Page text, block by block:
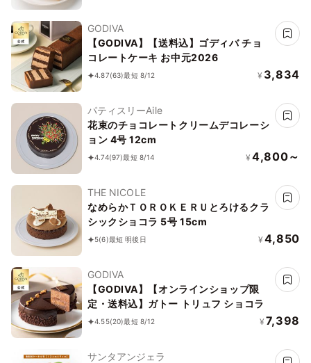
GODIVA
【GODIVA】【送料込】ゴディバ チョ
コレートケーキ お中元2026
4.87(63)最短 8/12 ¥ 3,834
パティスリーAile
花束のチョコレートクリームデコレーシ
ョン 4号 12cm
4.74(97)最短 8/14 ¥ 4,800～
THE NICOLE
なめらかＴＯＲＯＫＥＲＵとろけるクラ
シックショコラ 5号 15cm
5(6)最短 明後日 ¥ 4,850
GODIVA
【GODIVA】【オンラインショップ限
定・送料込】ガトー トリュフ ショコラ
4.55(20)最短 8/12 ¥ 7,398
サンタアンジェラ